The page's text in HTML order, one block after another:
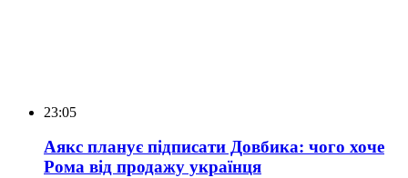
23:05
Аякс планує підписати Довбика: чого хоче
Рома від продажу українця